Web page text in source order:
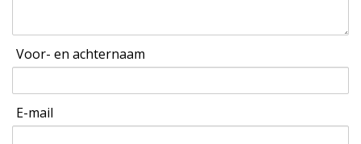
Voor- en achternaam
E-mail